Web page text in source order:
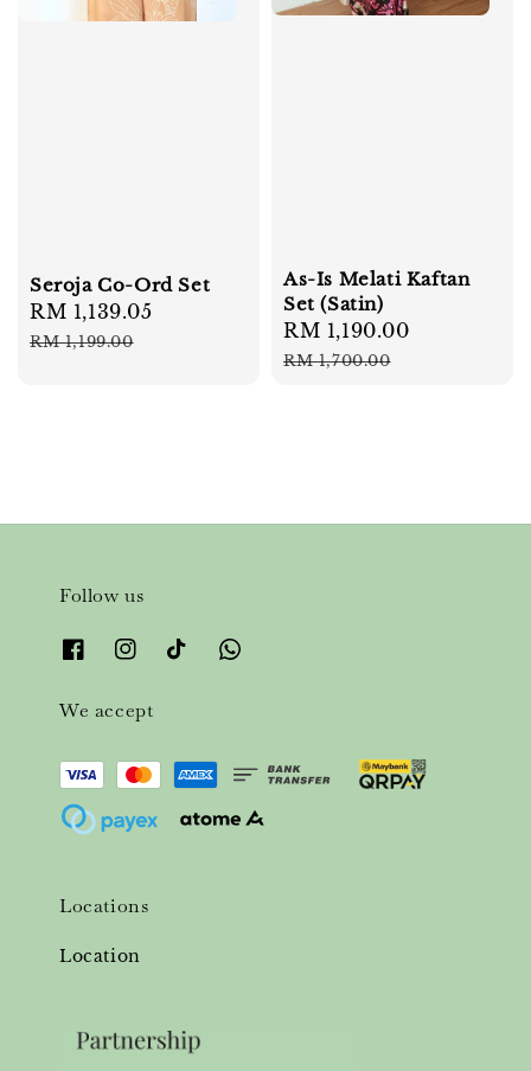
Seroja Co-Ord Set
Sale
price
RM 1,139.05
RM 1,199.00
As-Is Melati Kaftan
Set (Satin)
Sale
price
RM 1,190.00
RM 1,700.00
Follow us
We accept
Locations
Location